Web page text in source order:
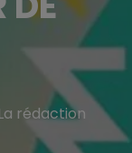
rédaction